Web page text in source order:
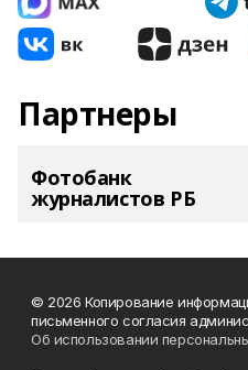
Партнеры
Фотобанк
журналистов РБ
© 2026 Копирование
письменного согласия
Об использовании